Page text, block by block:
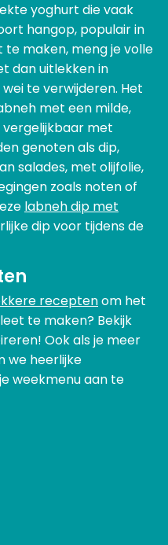
yoghurt die vaak
hangop, populair in
maken, meng je volle
dan uitlekken in
te verwijderen. Het
met een milde,
vergelijkbaar met
genoten als dip,
salades, met olijfolie,
zoals noten of
labneh dip met
dip voor tijdens de
receptenom het
te maken? Bekijk
Ook als je meer
we heerlijke
weekmenu aan te